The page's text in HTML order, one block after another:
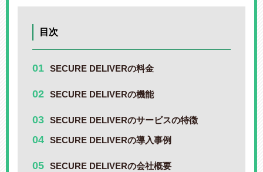
目次
SECURE DELIVERの料金
SECURE DELIVERの機能
SECURE DELIVERのサービスの特徴
SECURE DELIVERの導入事例
SECURE DELIVERの会社概要